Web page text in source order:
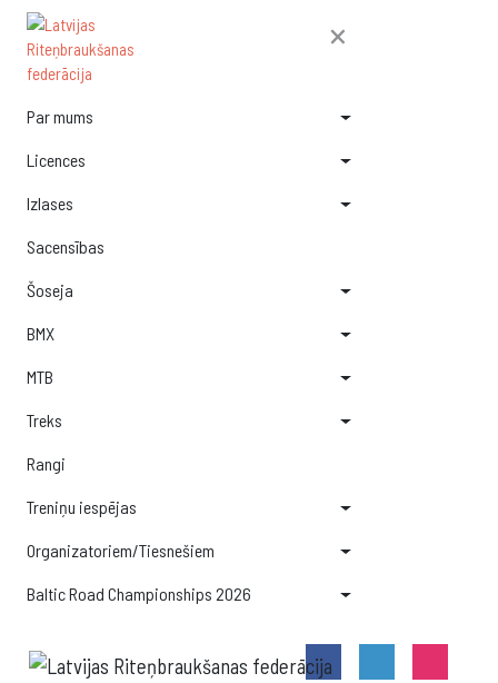
×
Par mums
Licences
Izlases
Sacensības
Šoseja
BMX
MTB
Treks
Rangi
Treniņu iespējas
Organizatoriem/Tiesnešiem
Baltic Road Championships 2026